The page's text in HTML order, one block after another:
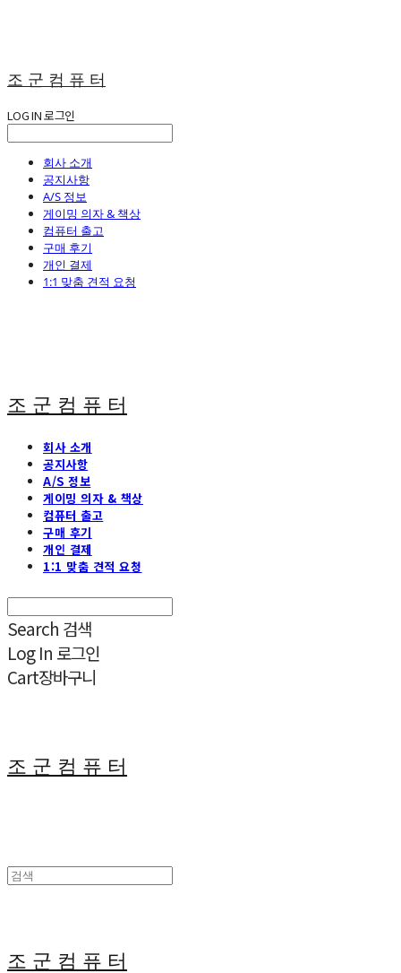
조 군 컴 퓨 터
LOG IN로그인
회사 소개
공지사항
A/S 정보
게이밍 의자 & 책상
컴퓨터 출고
구매 후기
개인 결제
1:1 맞춤 견적 요청
조 군 컴 퓨 터
회사 소개
공지사항
A/S 정보
게이밍 의자 & 책상
컴퓨터 출고
구매 후기
개인 결제
1:1 맞춤 견적 요청
Search 검색
Log In 로그인
Cart장바구니
조 군 컴 퓨 터
조 군 컴 퓨 터